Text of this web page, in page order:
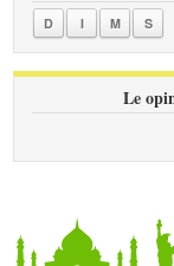
D I M S
Le